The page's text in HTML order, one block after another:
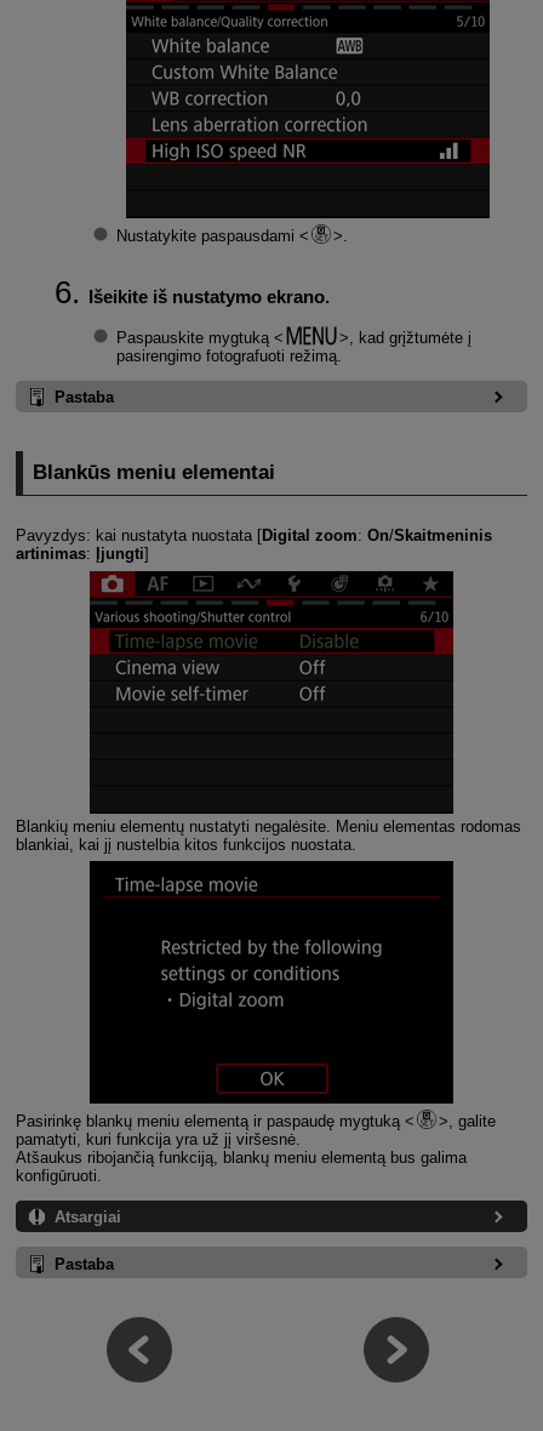
Nustatykite paspausdami
Išeikite iš nustatymo ekrano.
Paspauskite mygtuką
, kad grįžtumėte į
pasirengimo fotografuoti režimą.
Pastaba
Blankūs meniu elementai
Pavyzdys: kai nustatyta nuostata [Digital zoom: On/Skaitmeninis
artinimas: Įjungti]
Blankių meniu elementų nustatyti negalėsite. Meniu elementas rodomas
blankiai, kai jį nustelbia kitos funkcijos nuostata.
Pasirinkę blankų meniu elementą ir paspaudę mygtuką
, galite
pamatyti, kuri funkcija yra už jį viršesnė.
Atšaukus ribojančią funkciją, blankų meniu elementą bus galima
konfigūruoti.
Atsargiai
Pastaba